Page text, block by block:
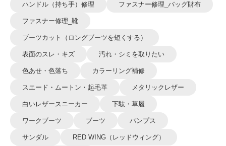
ハンドル（持ち手）修理 ファスナー修理_バッグ財布
ファスナー修理_靴
ブーツカット（ロングブーツを短くする）
表面のスレ・キズ 汚れ・シミを取りたい
色あせ・色落ち カラーリング補修
スエード・ムートン・起毛革 メタリックレザー
白いレザースニーカー 下駄・草履
ワークブーツ ブーツ パンプス
サンダル RED WING（レッドウィング）